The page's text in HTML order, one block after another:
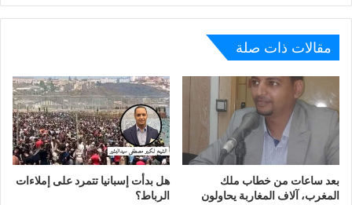
أهم من هذا كله وهي ان الولايات المتحدة الامريكية تحاول اقناع
لتفتح السوق أمام الشركات الأمريكية؛ ثالثا: هناك نقطة، مهمة
هي الأخرى، تتعلق بتمويل الولايات المتحدة الامريكية
المينورصو، وهي ان الولايات المتحدة أعلنت أنها لن تبقى تدعم
المينورصو الى ما لانهاية، وهذه النقطة كان قد طرحها جون
بولتون حين كان سفيرا للولايات المتحدة في الامم المتحدة
سنتي 2005م و 2006م، وهو الآن متواجد في السلطة مع
مقالات ذات صلة
بعد ساعات من خطاب ملك
المغرب، آلاف المغاربة يحاولون
هل بدأت إسبانيا تتمرد على إملاءات
الرباط؟